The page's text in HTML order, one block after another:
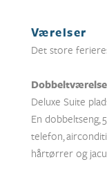
Værelser
Det store
Deluxe Suite
En dobbeltseng,
telefon,
hårtørrer og